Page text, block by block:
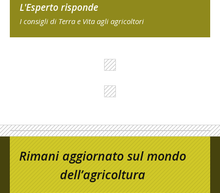
L'Esperto risponde
I consigli di Terra e Vita agli agricoltori
Rimani aggiornato sul mondo
dell’agricoltura